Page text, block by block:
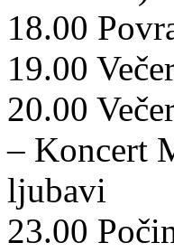
18.00
19.00
20.00
– Koncert
ljubavi
23.00